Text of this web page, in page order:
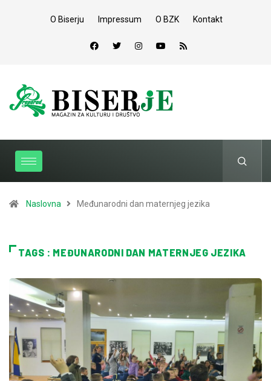
O Biserju Impressum O BZK Kontakt
Naslovna Međunarodni dan maternjeg jezika
TAGS : MEĐUNARODNI DAN MATERNJEG JEZIKA